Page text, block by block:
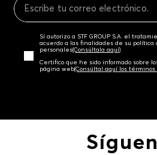
Sí autorizo a STF GROUP S.A. el
acuerdo a las finalidades de su
personales‎(Consúltala aquí)
Certifico que he sido informado sobre
página web‎(Consúltal aquí los términos